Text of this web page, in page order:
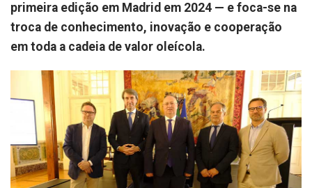
primeira edição em Madrid em 2024 — e foca-se na
troca de conhecimento, inovação e cooperação
em toda a cadeia de valor oleícola.